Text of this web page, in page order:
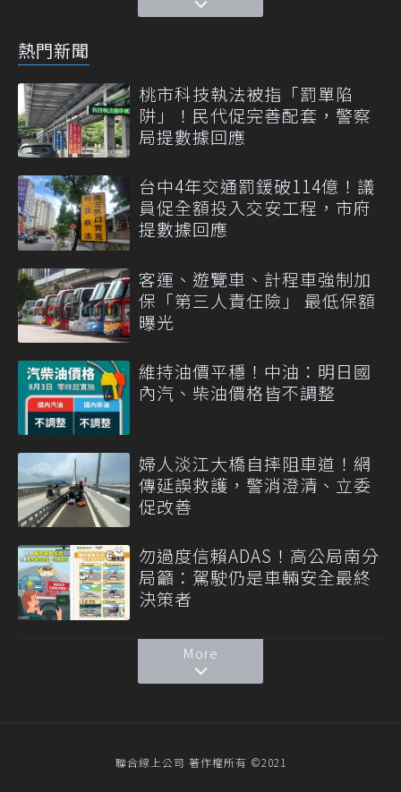
熱門新聞
桃市科技執法被指「罰單陷
阱」！民代促完善配套，警察
局提數據回應
台中4年交通罰鍰破114億！議
員促全額投入交安工程，市府
提數據回應
客運、遊覽車、計程車強制加
保「第三人責任險」 最低保額
曝光
維持油價平穩！中油：明日國
內汽、柴油價格皆不調整
婦人淡江大橋自摔阻車道！網
傳延誤救護，警消澄清、立委
促改善
勿過度信賴ADAS！高公局南分
局籲：駕駛仍是車輛安全最終
決策者
More
聯合線上公司 著作權所有 ©2021